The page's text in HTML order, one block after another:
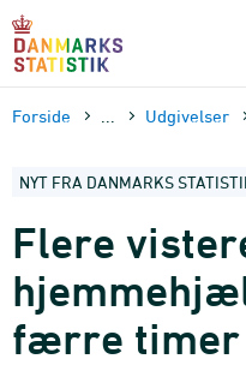
sidens
Forside Udgivelser
NYT FRA DANMARKS
Flere
færre timer